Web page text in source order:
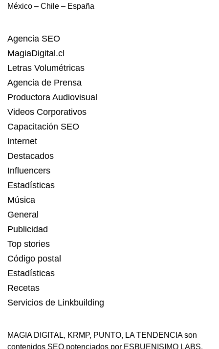
México – Chile – España
Agencia SEO
MagiaDigital.cl
Letras Volumétricas
Agencia de Prensa
Productora Audiovisual
Videos Corporativos
Capacitación SEO
Internet
Destacados
Influencers
Estadísticas
Música
General
Publicidad
Top stories
Código postal
Estadísticas
Recetas
Servicios de Linkbuilding
MAGIA DIGITAL, KRMP, PUNTO, LA TENDENCIAson
contenidos SEO potenciados por ESBUENISIMO LABS.